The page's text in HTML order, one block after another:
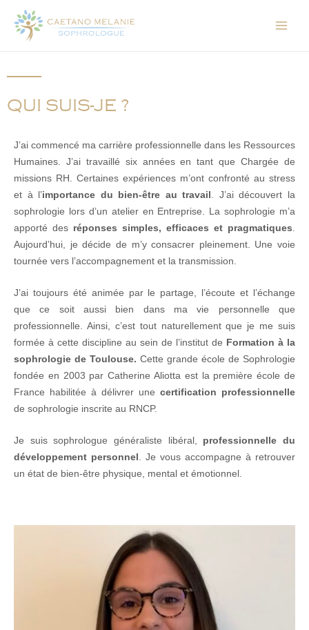
QUI SUIS-JE ?
J’ai commencé ma carrière professionnelle dans les Ressources
Humaines. J’ai travaillé six années en tant que Chargée de
missions RH. Certaines expériences m’ont confronté au stress
et à l’importance du bien-être au travail . J’ai découvert la
sophrologie lors d’un atelier en Entreprise. La sophrologie m’a
apporté des réponses simples, efficaces et pragmatiques.
Aujourd’hui, je décide de m’y consacrer pleinement. Une voie
tournée vers l’accompagnement et la transmission.
J’ai toujours été animée par le partage, l’écoute et l’échange
que ce soit aussi bien dans ma vie personnelle que
professionnelle. Ainsi, c’est tout naturellement que je me suis
formée à cette discipline au sein de l’institut de Formation à la
sophrologie de Toulouse. Cette grande école de Sophrologie
fondée en 2003 par Catherine Aliotta est la première école de
France habilitée à délivrer une certification professionnelle
de sophrologie inscrite au RNCP.
Je suis sophrologue généraliste libéral, professionnelle du
développement personnel
. Je vous accompagne à retrouver
un état de bien-être physique, mental et émotionnel.